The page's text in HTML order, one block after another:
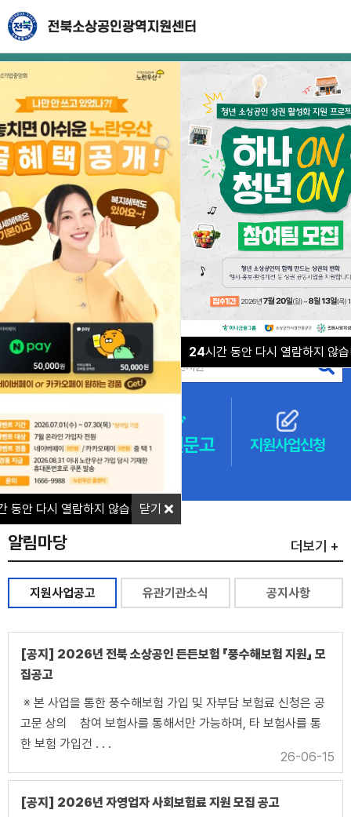
동안 다시 열람하지 않습니다.
닫기
24시간 동안 다시 열람하지 않
힘내라!
전북 소상공인
지원사업은 매년 2~4월초에
신청가능합니다.
자세히 알아보기 +
Previous Next
무엇을도와드릴까요?
1588-
0700
민생신문고 지원사업신청
알림마당 더보기 +
지원사업공고 유관기관소식 공지사항
[공지] 2026년 전북 소상공인 든든보험 「풍수해보험 지원」 모
집공고
※ 본 사업을 통한 풍수해보험 가입 및 자부담 보험료 신청은 공
고문 상의 참여 보험사를 통해서만 가능하며, 타 보험사를 통
한 보험 가입건 . . .
26-06-15
[공지] 2026년 자영업자 사회보험료 지원 모집 공고